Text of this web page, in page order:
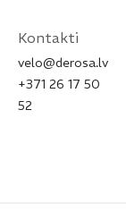
Kontakti
velo@derosa.lv
+371 26 17 50
52​